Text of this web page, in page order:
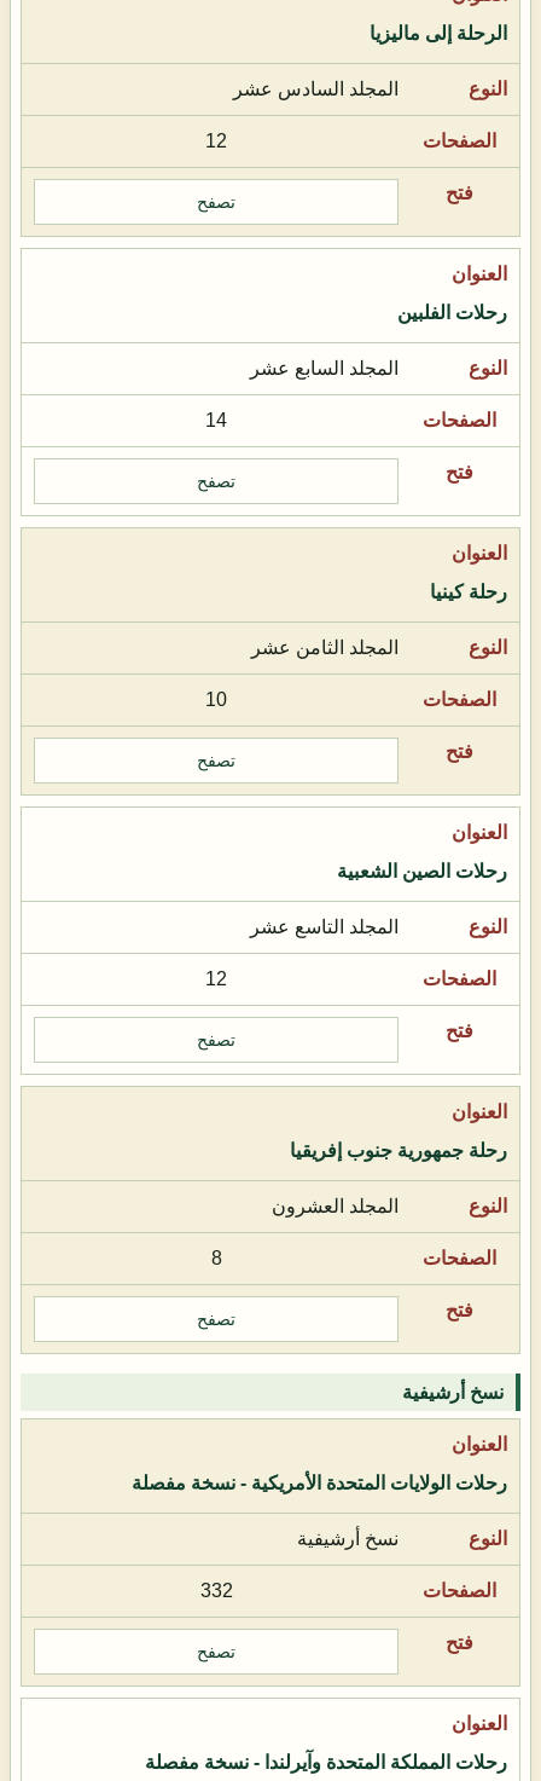
الرحلة إلى ماليزيا
المجلد السادس عشر
12
تصفح
رحلات الفلبين
المجلد السابع عشر
14
تصفح
رحلة كينيا
المجلد الثامن عشر
10
تصفح
رحلات الصين الشعبية
المجلد التاسع عشر
12
تصفح
رحلة جمهورية جنوب إفريقيا
المجلد العشرون
8
تصفح
نسخ أرشيفية
رحلات الولايات المتحدة الأمريكية - نسخة مفصلة
نسخ أرشيفية
332
تصفح
رحلات المملكة المتحدة وآيرلندا - نسخة مفصلة